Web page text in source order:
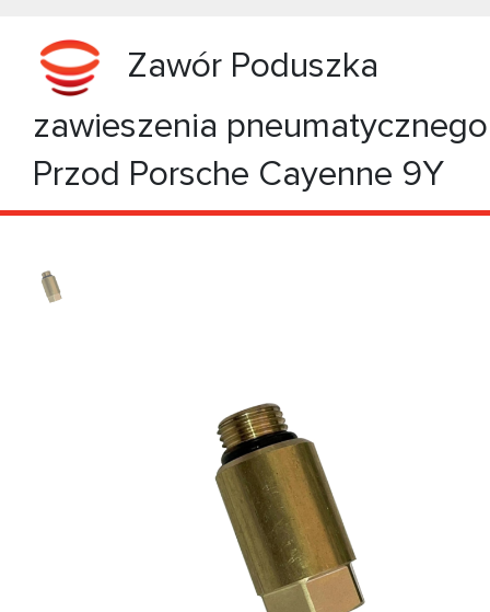
Zawór Poduszka
zawieszenia pneumatycznego
Przod Porsche Cayenne 9Y